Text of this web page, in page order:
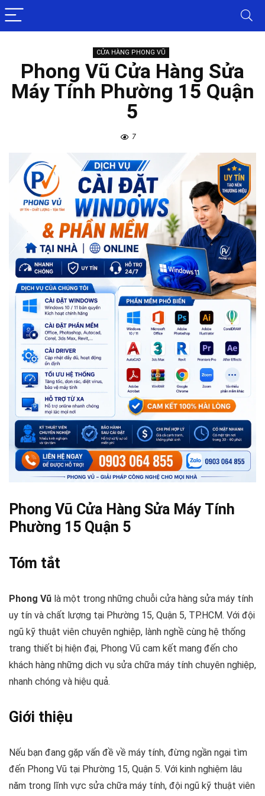
CỬA HÀNG PHONG VŨ
Phong Vũ Cửa Hàng Sửa
Máy Tính Phường 15 Quận
5
7
Phong Vũ Cửa Hàng Sửa Máy Tính
Phường 15 Quận 5
Tóm tắt
Phong Vũ là một trong những chuỗi cửa hàng sửa máy tính
uy tín và chất lượng tại Phường 15, Quận 5, TP.HCM. Với đội
ngũ kỹ thuật viên chuyên nghiệp, lành nghề cùng hệ thống
trang thiết bị hiện đại, Phong Vũ cam kết mang đến cho
khách hàng những dịch vụ sửa chữa máy tính chuyên nghiệp,
nhanh chóng và hiệu quả.
Giới thiệu
Nếu bạn đang gặp vấn đề về máy tính, đừng ngần ngại tìm
đến Phong Vũ tại Phường 15, Quận 5. Với kinh nghiệm lâu
năm trong lĩnh vực sửa chữa máy tính, đội ngũ kỹ thuật viên